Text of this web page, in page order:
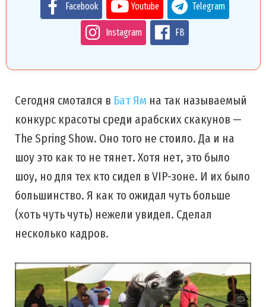
Facebook Youtube Telegram
Instagram FB
Сегодня смотался в Бат Ям на так называемый
конкурс красоты среди арабских скакунов —
The Spring Show. Оно того не стоило. Да и на
шоу это как то не тянет. Хотя нет, это было
шоу, но для тех кто сидел в VIP-зоне. И их было
большинство. Я как то ожидал чуть больше
(хоть чуть чуть) нежели увидел. Сделал
несколько кадров.